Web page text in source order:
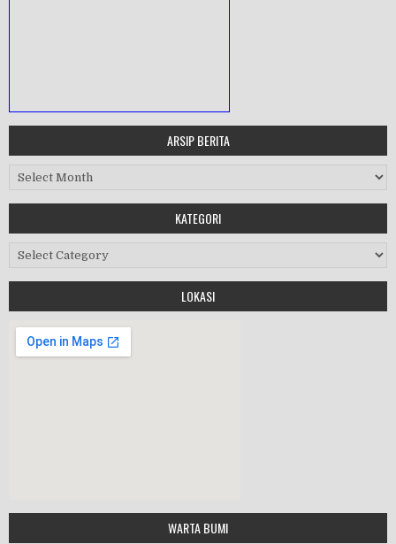
Workshop Perangkat 2019
HALAL BIHALAL
ARSIP BERITA
Arsip Berita
KATEGORI
Kategori
LOKASI
Google Maps Generator by
embedgooglemap.net
WARTA BUMI